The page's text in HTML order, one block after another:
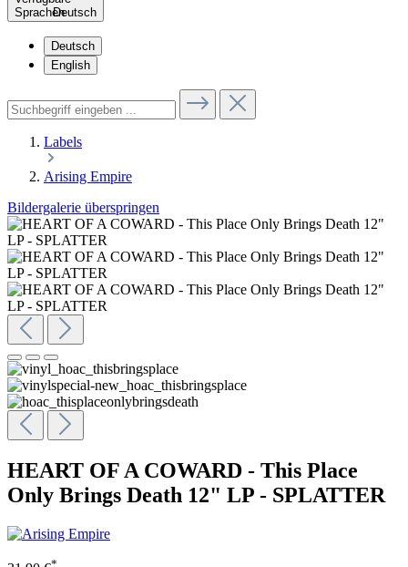
Deutsch
Deutsch
English
Labels
Arising Empire
Bildergalerie überspringen
HEART OF A COWARD - This Place
Only Brings Death 12" LP - SPLATTER
*